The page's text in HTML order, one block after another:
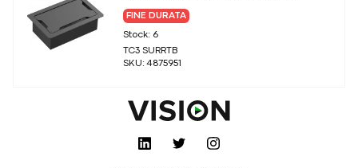
FINE DURATA
Stock: 6
TC3 SURRTB
SKU: 4875951